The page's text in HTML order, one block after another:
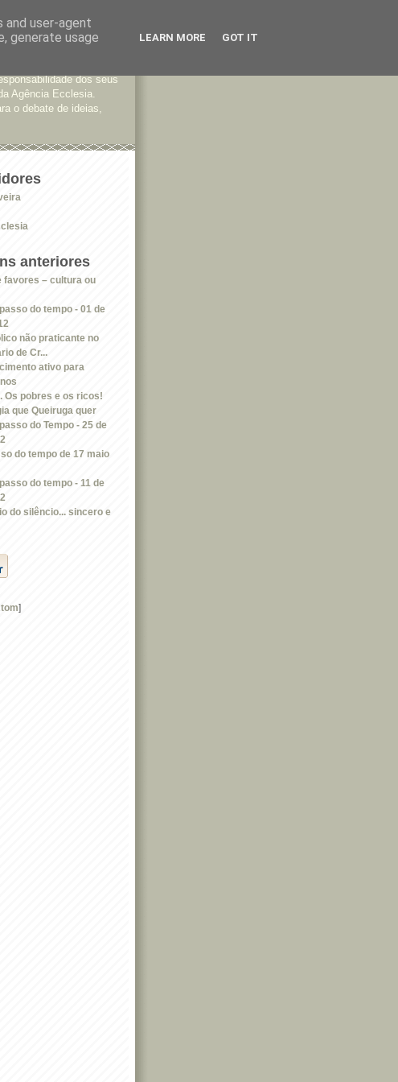
dos seus
Agência Ecclesia.
o debate de ideias,
anteriores
favores – cultura ou
do tempo - 01 de
não praticante no
de Cr...
ativo para
Os pobres e os ricos!
que Queiruga quer
do Tempo - 25 de
do tempo de 17 maio
do tempo - 11 de
do silêncio... sincero e
]
and user-agent
generate usage
LEARN MORE GOT IT